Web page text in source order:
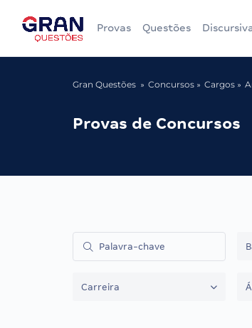
Provas Questões
Gran Questões Concursos Cargos
Provas de Concursos
Carreira